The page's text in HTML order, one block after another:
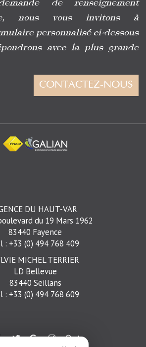
de renseignement
nous vous invitons à
personnalisé ci-dessous
avec la plus grande
CONTACTEZ-NOUS
DU HAUT-VAR
du 19 Mars 1962
83440 Fayence
: +33 (0) 494 768 409
MICHEL TERRIER
LD Bellevue
83440 Seillans
: +33 (0) 494 768 609
t